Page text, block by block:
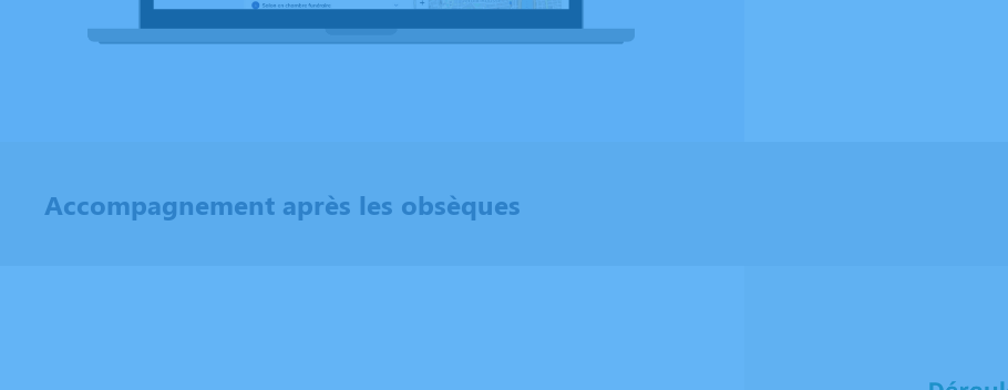
Accompagnement après les obsèques